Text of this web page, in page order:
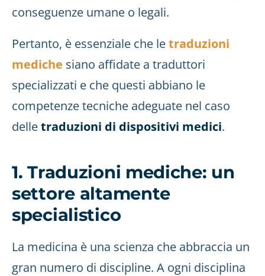
conseguenze umane o legali.
Pertanto, è essenziale che letraduzioni
mediche siano affidate a traduttori
specializzati e che questi abbiano le
competenze tecniche adeguate nel caso
delletraduzioni di dispositivi medici.
1. Traduzioni mediche: un
settore altamente
specialistico
La medicina è una scienza che abbraccia un
gran numero di discipline. A ogni disciplina